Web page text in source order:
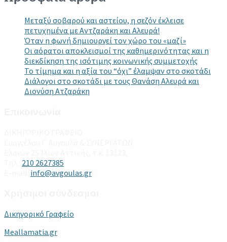
Μεταξύ σοβαρού και αστείου, η σεζόν έκλεισε
πετυχημένα με Αντζαράκη και Αλευρά!
Όταν η φωνή δημιουργεί τον χώρο του «μαζί»
Οι αόρατοι αποκλεισμοί της καθημερινότητας και η
διεκδίκηση της ισότιμης κοινωνικής συμμετοχής
Το τίμημα και η αξία του “όχι” έλαμψαν στο σκοτάδι
Διάλογοι στο σκοτάδι με τους Θανάση Αλευρά και
Διονύση Ατζαράκη
210 2627385
info@avgoulas.gr
Δικηγορικό Γραφείο
Meallamatia.gr